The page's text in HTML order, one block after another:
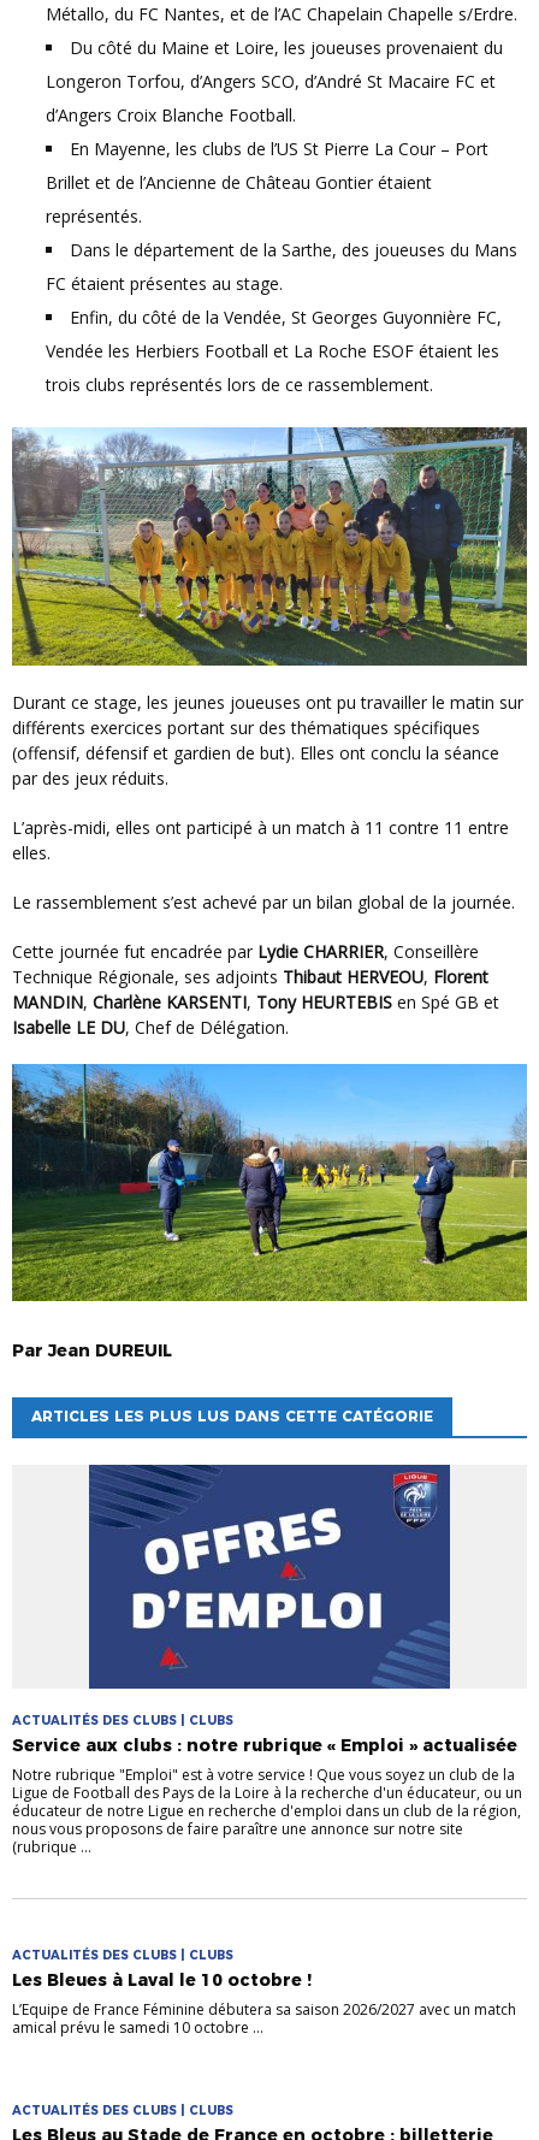
Métallo, du FC Nantes, et de l’AC Chapelain Chapelle s/Erdre.
Du côté du Maine et Loire, les joueuses provenaient du
Longeron Torfou, d’Angers SCO, d’André St Macaire FC et
d’Angers Croix Blanche Football.
En Mayenne, les clubs de l’US St Pierre La Cour – Port
Brillet et de l’Ancienne de Château Gontier étaient
représentés.
Dans le département de la Sarthe, des joueuses du Mans
FC étaient présentes au stage.
Enfin, du côté de la Vendée, St Georges Guyonnière FC,
Vendée les Herbiers Football et La Roche ESOF étaient les
trois clubs représentés lors de ce rassemblement.
Durant ce stage, les jeunes joueuses ont pu travailler le matin sur
différents exercices portant sur des thématiques spécifiques
(offensif, défensif et gardien de but). Elles ont conclu la séance
par des jeux réduits.
L’après-midi, elles ont participé à un match à 11 contre 11 entre
elles.
Le rassemblement s’est achevé par un bilan global de la journée.
Cette journée fut encadrée par Lydie CHARRIER, Conseillère
Technique Régionale, ses adjoints Thibaut HERVEOU, Florent
MANDIN, Charlène KARSENTI, Tony HEURTEBIS en Spé GB et
Isabelle LE DU, Chef de Délégation.
ParJean DUREUIL
ARTICLES LES PLUS LUS DANS CETTE CATÉGORIE
ACTUALITÉS DES CLUBS | CLUBS
Service aux clubs : notre rubrique « Emploi » actualisée
Notre rubrique "Emploi" est à votre service ! Que vous soyez un club de la
Ligue de Football des Pays de la Loire à la recherche d'un éducateur, ou un
éducateur de notre Ligue en recherche d'emploi dans un club de la région,
nous vous proposons de faire paraître une annonce sur notre site
(rubrique ...
ACTUALITÉS DES CLUBS | CLUBS
Les Bleues à Laval le 10 octobre !
L’Equipe de France Féminine débutera sa saison 2026/2027 avec un match
amical prévu le samedi 10 octobre ...
ACTUALITÉS DES CLUBS | CLUBS
Les Bleus au Stade de France en octobre : billetterie